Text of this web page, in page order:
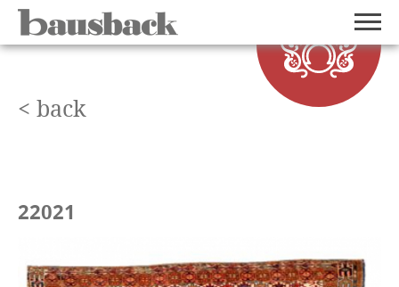
< back
22021